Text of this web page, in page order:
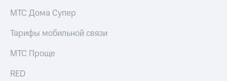
МТС Дома Супер
Тарифы мобильной связи
МТС Проще
RED